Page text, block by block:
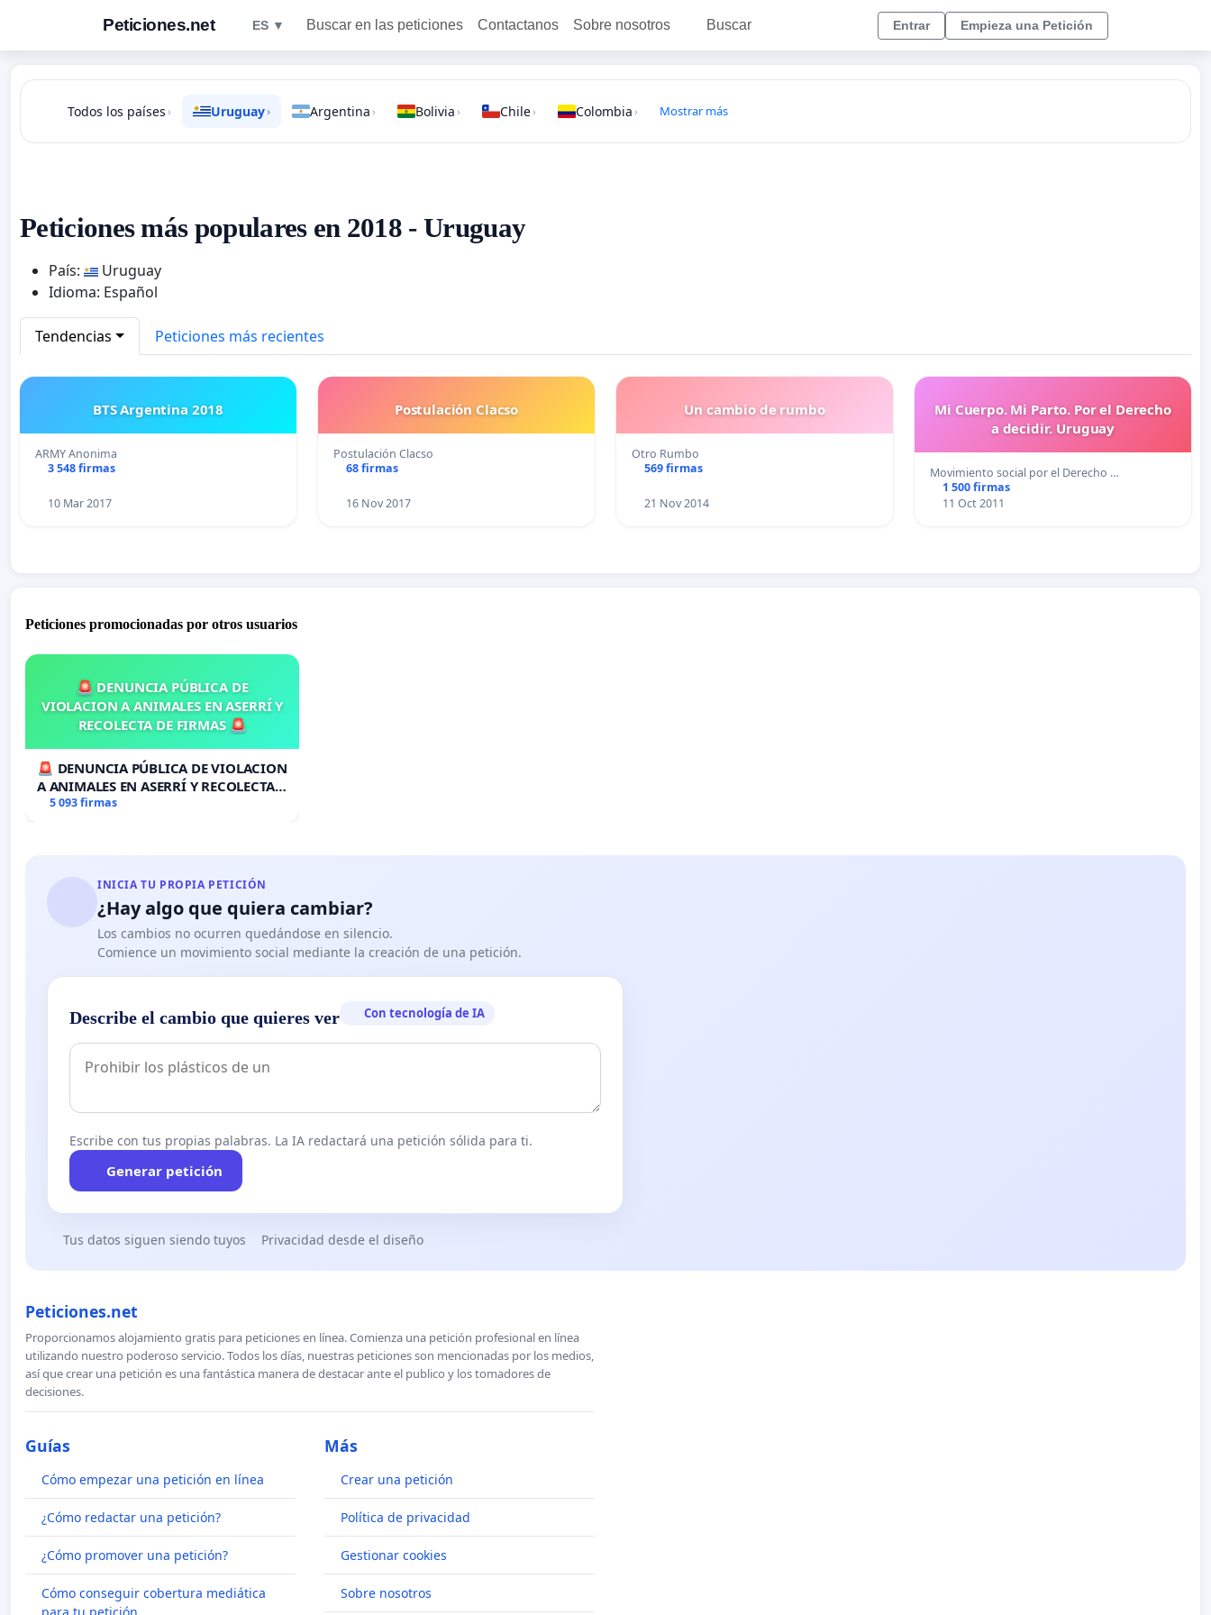
Peticiones.net ES ▼ Buscar en las peticiones Contactanos Sobre nosotros Buscar Entrar Empieza una Petición
Todos los países › Uruguay› Argentina › Bolivia › Chile› Colombia › Mostrar más
Peticiones más populares en 2018 - Uruguay
País:
Uruguay
Idioma: Español
Tendencias Peticiones más recientes
BTS Argentina 2018
ARMY Anonima
3 548 firmas
10 Mar 2017
Postulación Clacso
Postulación Clacso
68 firmas
16 Nov 2017
Un cambio de rumbo
Otro Rumbo
569 firmas
21 Nov 2014
Mi Cuerpo. Mi Parto. Por el Derecho
a decidir. Uruguay
Movimiento social por el Derecho …
1 500 firmas
11 Oct 2011
Peticiones promocionadas por otros usuarios
🚨 DENUNCIA PÚBLICA DE
VIOLACION A ANIMALES EN ASERRÍ Y
RECOLECTA DE FIRMAS 🚨
🚨 DENUNCIA PÚBLICA DE VIOLACION
A ANIMALES EN ASERRÍ Y RECOLECTA
DE FIRMAS 🚨
5 093 firmas
INICIA TU PROPIA PETICIÓN
¿Hay algo que quiera cambiar?
Los cambios no ocurren quedándose en silencio.
Comience un movimiento social mediante la creación de una petición.
Describe el cambio que quieres ver Con tecnología de IA
Escribe con tus propias palabras. La IA redactará una petición sólida para ti.
Generar petición
Tus datos siguen siendo tuyos Privacidad desde el diseño
Peticiones.net
Proporcionamos alojamiento gratis para peticiones en línea. Comienza una petición profesional en línea
utilizando nuestro poderoso servicio. Todos los días, nuestras peticiones son mencionadas por los medios,
así que crear una petición es una fantástica manera de destacar ante el publico y los tomadores de
decisiones.
Guías
Cómo empezar una petición en línea
¿Cómo redactar una petición?
¿Cómo promover una petición?
Cómo conseguir cobertura mediática
Más
Crear una petición
Política de privacidad
Gestionar cookies
Sobre nosotros